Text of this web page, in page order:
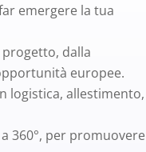
emergere la tua
dalla
europee.
logistica, allestimento,
360°, per promuovere